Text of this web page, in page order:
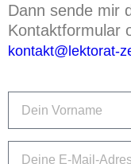
Dann sende mir
Kontaktformular
kontakt@lektorat-